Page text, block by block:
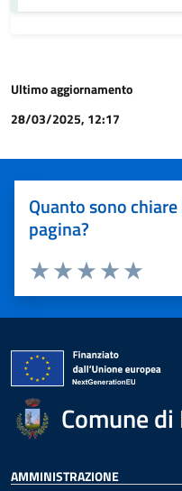
Ultimo aggiornamento
28/03/2025, 12:17
Quanto sono
pagina?
Valuta 5
Valuta 4
Valuta 3 stelle
Valuta 2 stelle su 5
Valuta 1 stelle su 5
Comune
AMMINISTRAZIONE